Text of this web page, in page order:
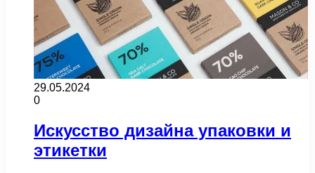
29.05.2024
0
Искусство дизайна упаковки и
этикетки